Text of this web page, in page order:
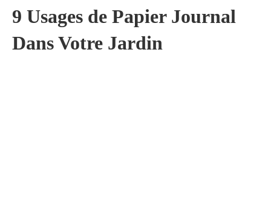
9 Usages de Papier Journal
Dans Votre Jardin